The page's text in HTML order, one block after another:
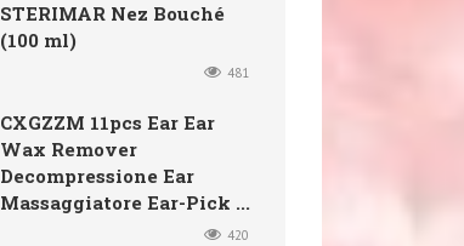
STERIMAR Nez Bouché
(100 ml)
481
CXGZZM 11pcs Ear Ear
Wax Remover
Decompressione Ear
Massaggiatore Ear-Pick ...
420